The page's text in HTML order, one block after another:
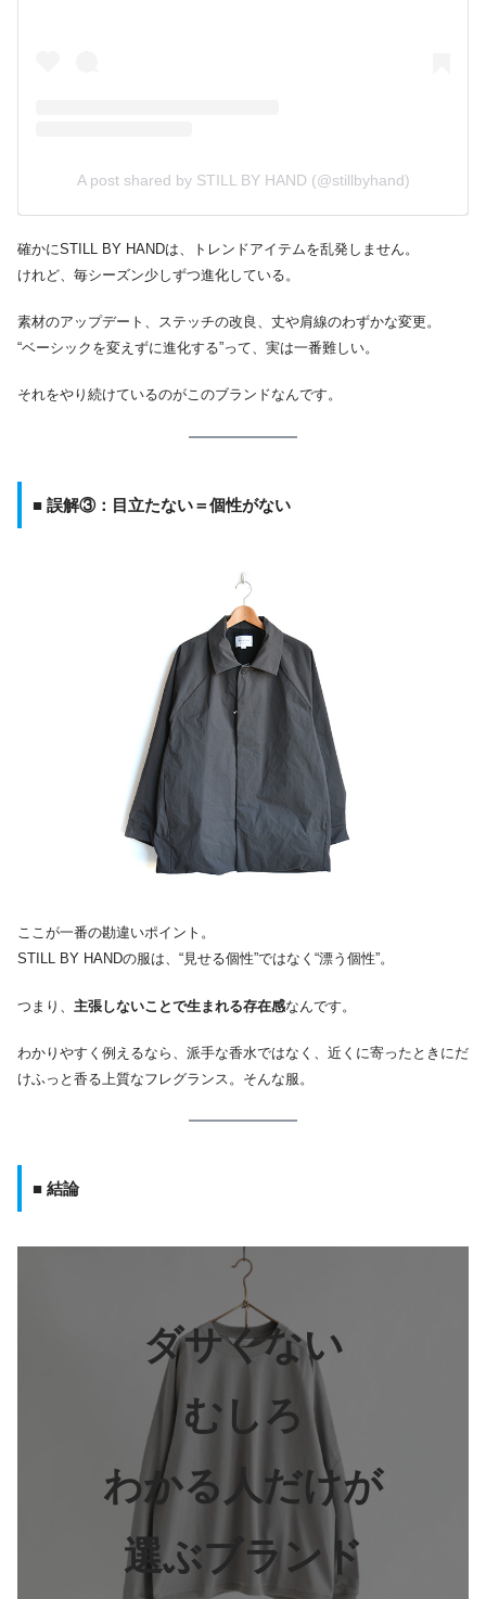
A post shared by STILL BY HAND (@stillbyhand)
確かにSTILL BY HANDは、トレンドアイテムを乱発しません。
けれど、毎シーズン少しずつ進化している。
素材のアップデート、ステッチの改良、丈や肩線のわずかな変更。
“ベーシックを変えずに進化する”って、実は一番難しい。
それをやり続けているのがこのブランドなんです。
■ 誤解③：目立たない＝個性がない
ここが一番の勘違いポイント。
STILL BY HANDの服は、“見せる個性”ではなく“漂う個性”。
つまり、 主張しないことで生まれる存在感なんです。
わかりやすく例えるなら、派手な香水ではなく、近くに寄ったときにだ
けふっと香る上質なフレグランス。そんな服。
■ 結論
ダサくない
むしろ
わかる人だけが
選ぶブランド